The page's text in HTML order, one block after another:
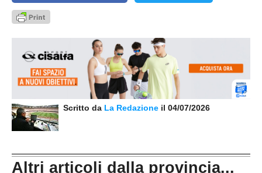
Scritto da La Redazione il 04/07/2026
Altri articoli dalla provincia...